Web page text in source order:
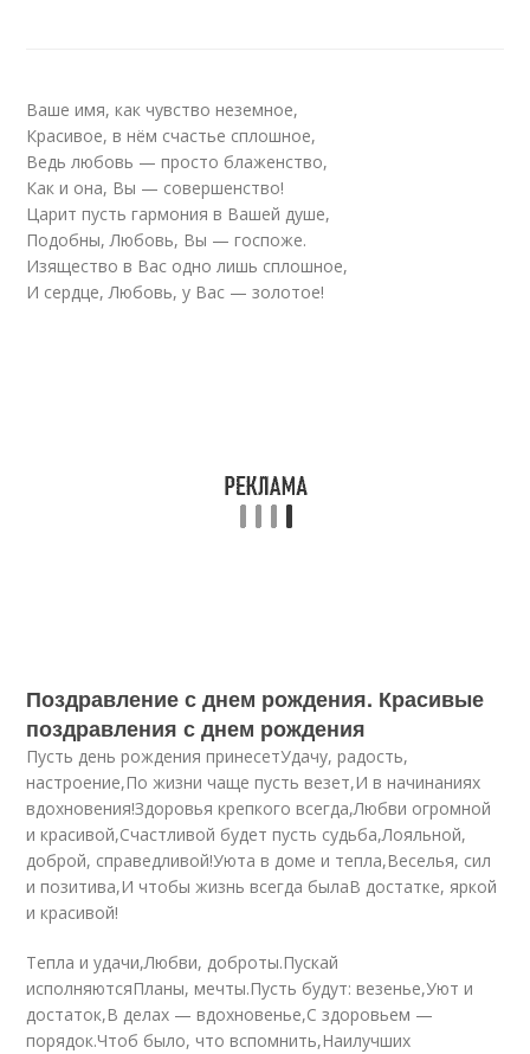
Ваше имя, как чувство неземное,
Красивое, в нём счастье сплошное,
Ведь любовь — просто блаженство,
Как и она, Вы — совершенство!
Царит пусть гармония в Вашей душе,
Подобны, Любовь, Вы — госпоже.
Изящество в Вас одно лишь сплошное,
И сердце, Любовь, у Вас — золотое!
Поздравление с днем рождения. Красивые
поздравления с днем рождения
Пусть день рождения принесетУдачу, радость,
настроение,По жизни чаще пусть везет,И в начинаниях
вдохновения!Здоровья крепкого всегда,Любви огромной
и красивой,Счастливой будет пусть судьба,Лояльной,
доброй, справедливой!Уюта в доме и тепла,Веселья, сил
и позитива,И чтобы жизнь всегда былаВ достатке, яркой
и красивой!
Тепла и удачи,Любви, доброты.Пускай
исполняютсяПланы, мечты.Пусть будут: везенье,Уют и
достаток,В делах — вдохновенье,С здоровьем —
порядок.Чтоб было, что вспомнить,Наилучших